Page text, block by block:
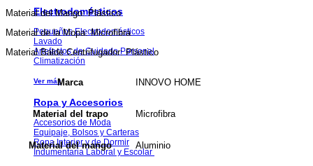
Electrodomésticos
Pequeños Electrodomésticos
Lavado
Artefactos de Cuidado Personal
Climatización
Ver más
Ropa y Accesorios
Accesorios de Moda
Equipaje, Bolsos y Carteras
Ropa Interior y de Dormir
Indumentaria Laboral y Escolar
Material del Mango: Plástico
Material de la Mopa: Microfibra
Material Balde Centrifugador: Plástico
Marca INNOVO HOME
Material del trapo Microfibra
Material del mango Aluminio